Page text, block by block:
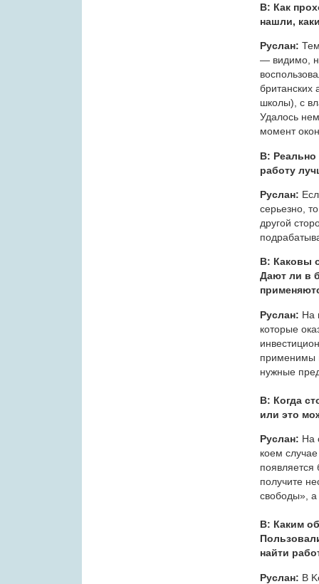
В: Как
нашли,
Руслан:
— видимо,
британских
школы), с
Удалось
момент
В: Реально
работу
Руслан:
серьезно,
другой
В: Каковы
Дают ли в
Руслан: На
которые
применимы
нужные
В: Когда
или это
Руслан: На
коем
получите
свободы», а
В: Каким
найти
Руслан: В